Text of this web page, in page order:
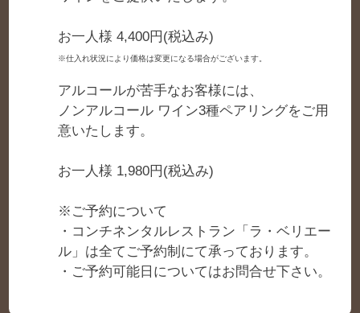
お一人様 4,400円(税込み)
※仕入れ状況により価格は変更になる場合がございます。
アルコールが苦手なお客様には、
ノンアルコール ワイン3種ペアリングをご用
意いたします。
お一人様 1,980円(税込み)
※ご予約について
・コンチネンタルレストラン「ラ・ベリエー
ル」は全てご予約制にて承っております。
・ご予約可能日についてはお問合せ下さい。